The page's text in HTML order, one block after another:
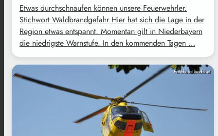
Etwas durchschnaufen können unsere Feuerwehrler.
Stichwort Waldbrandgefahr Hier hat sich die Lage in der
Region etwas entspannt. Momentan gilt in Niederbayern
die niedrigste Warnstufe. In den kommenden Tagen …
FunkhausLandshut